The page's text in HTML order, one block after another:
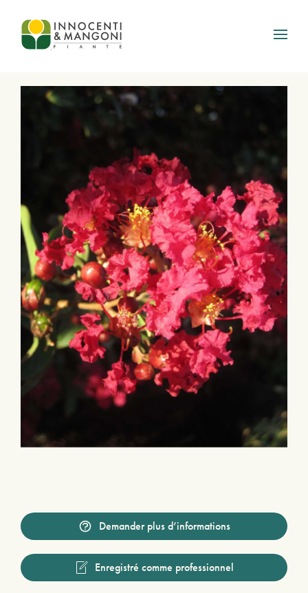
Skip to main content
Demander plus d’informations
Enregistré comme professionnel